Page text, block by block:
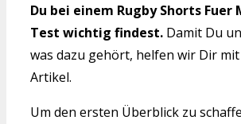
Du bei einem Rugby Shorts Fuer
Test wichtig findest. Damit Du
was dazu gehört, helfen wir Dir mit
Artikel.
Um den ersten Überblick zu